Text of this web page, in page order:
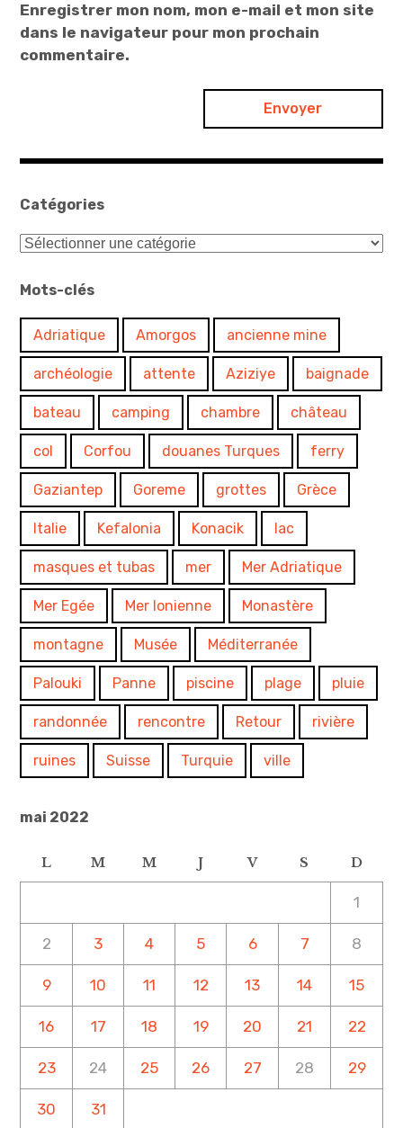
Enregistrer mon nom, mon e-mail et mon site
dans le navigateur pour mon prochain
commentaire.
Catégories
Catégories
Mots-clés
Adriatique Amorgos ancienne mine
archéologie attente Aziziye baignade
bateau camping chambre château
col Corfou douanes Turques ferry
Gaziantep Goreme grottes Grèce
Italie Kefalonia Konacik lac
masques et tubas mer Mer Adriatique
Mer Egée Mer Ionienne Monastère
montagne Musée Méditerranée
Palouki Panne piscine plage pluie
randonnée rencontre Retour rivière
ruines Suisse Turquie ville
mai 2022
L M M J V S D
1
2 3 4 5 6 7 8
9 10 11 12 13 14 15
16 17 18 19 20 21 22
23 24 25 26 27 28 29
30 31